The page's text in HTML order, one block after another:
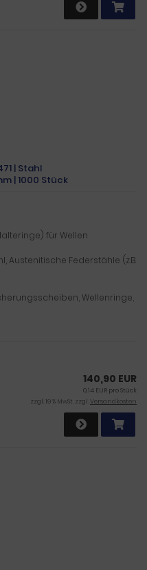
| Stahl
| 1000 Stück
für Wellen
Austenitische Federstähle (z.B.
Wellenringe,
140,90 EUR
0,14 EUR pro Stück
zzgl. 19 % MwSt. zzgl.Versandkosten